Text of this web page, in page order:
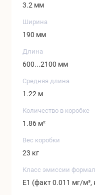
3.2 мм
Ширина
190 мм
Длина
600...2100 мм
Средняя длина
1.22 м
Количество в коробке
1.86 м²
Вес коробки
23 кг
Класс эмиссии
Е1 (факт 0.011 мг/м³,